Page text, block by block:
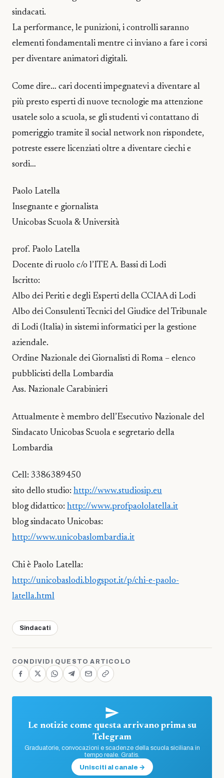
sindacati.
La performance, le punizioni, i controlli saranno
elementi fondamentali mentre ci inviano a fare i corsi
per diventare animatori digitali.
Come dire… cari docenti impegnatevi a diventare al
più presto esperti di nuove tecnologie ma attenzione
usatele solo a scuola, se gli studenti vi contattano di
pomeriggio tramite il social network non rispondete,
potreste essere licenziati oltre a diventare ciechi e
sordi…
Paolo Latella
Insegnante e giornalista
Unicobas Scuola & Università
prof. Paolo Latella
Docente di ruolo c/o l’ITE A. Bassi di Lodi
Iscritto:
Albo dei Periti e degli Esperti della CCIAA di Lodi
Albo dei Consulenti Tecnici del Giudice del Tribunale
di Lodi (Italia) in sistemi informatici per la gestione
aziendale.
Ordine Nazionale dei Giornalisti di Roma – elenco
pubblicisti della Lombardia
Ass. Nazionale Carabinieri
Attualmente è membro dell’Esecutivo Nazionale del
Sindacato Unicobas Scuola e segretario della
Lombardia
Cell: 3386389450
sito dello studio: http://www.studiosip.eu
blog didattico: http://www.profpaololatella.it
blog sindacato Unicobas:
http://www.unicobaslombardia.it
Chi è Paolo Latella:
http://unicobaslodi.blogspot.it/p/chi-e-paolo-
latella.html
Sindacati
CONDIVIDI QUESTO ARTICOLO
Le notizie come questa arrivano prima su
Telegram
Graduatorie, convocazioni e scadenze della scuola siciliana in
tempo reale. Gratis.
Unisciti al canale →